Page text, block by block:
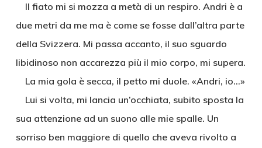
Il fiato mi si mozza a metà di un respiro. Andri è a
due metri da me ma è come se fosse dall’altra parte
della Svizzera. Mi passa accanto, il suo sguardo
libidinoso non accarezza più il mio corpo, mi supera.
La mia gola è secca, il petto mi duole. «Andri, io…»
Lui si volta, mi lancia un’occhiata, subito sposta la
sua attenzione ad un suono alle mie spalle. Un
sorriso ben maggiore di quello che aveva rivolto a